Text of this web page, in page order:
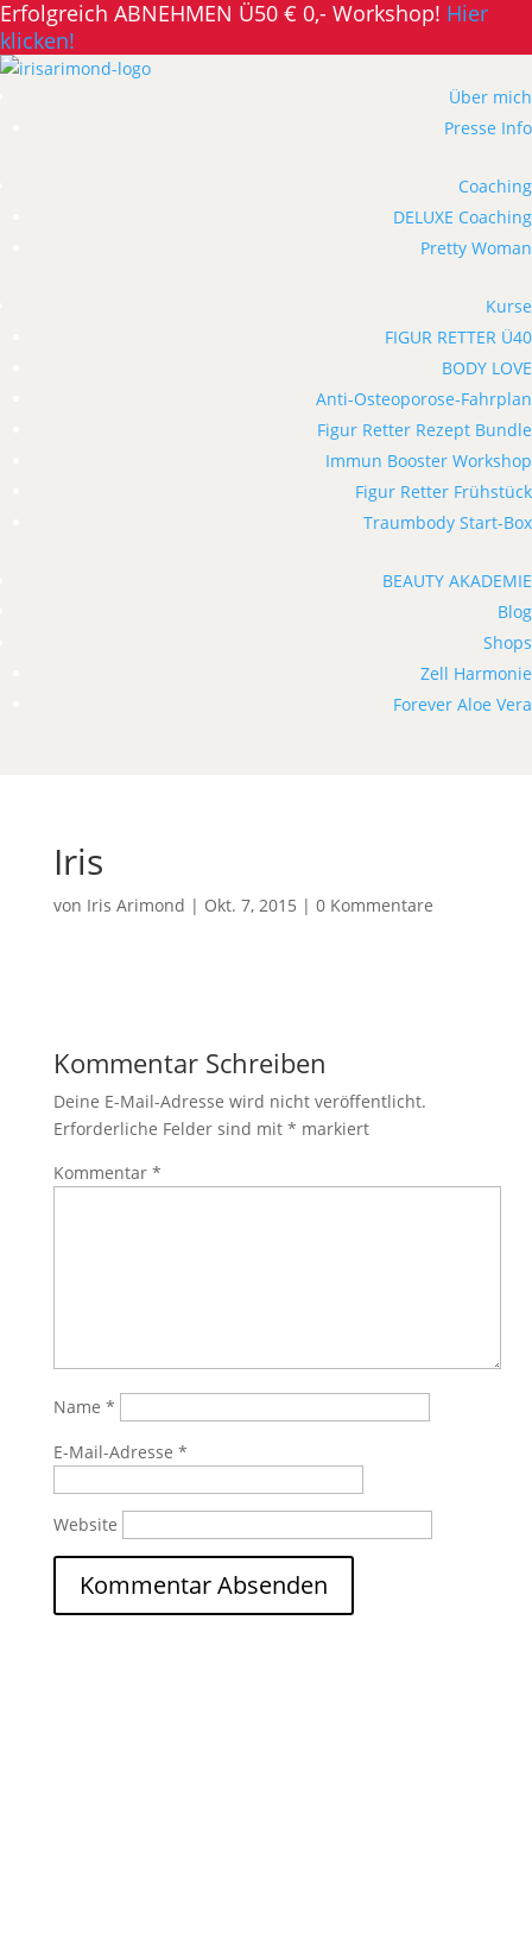
Erfolgreich ABNEHMEN Ü50 € 0,- Workshop! Hier
klicken!
Über mich
Presse Info
Coaching
DELUXE Coaching
Pretty Woman
Kurse
FIGUR RETTER Ü40
BODY LOVE
Anti-Osteoporose-Fahrplan
Figur Retter Rezept Bundle
Immun Booster Workshop
Figur Retter Frühstück
Traumbody Start-Box
BEAUTY AKADEMIE
Blog
Shops
Zell Harmonie
Forever Aloe Vera
Iris
von Iris Arimond | Okt. 7, 2015 | 0 Kommentare
Kommentar Schreiben
Deine E-Mail-Adresse wird nicht veröffentlicht.
Erforderliche Felder sind mit * markiert
Kommentar *
Name *
E-Mail-Adresse *
Website